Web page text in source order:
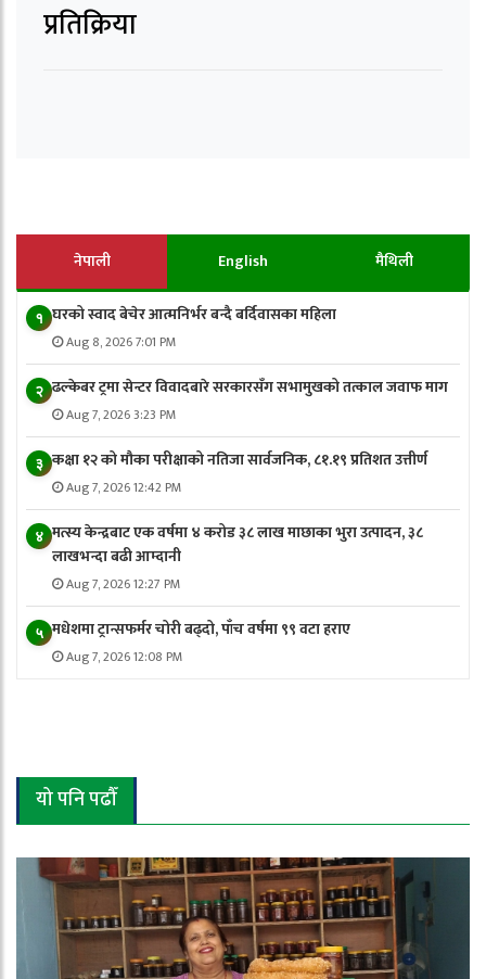
प्रतिक्रिया
नेपाली English मैथिली
१ घरको स्वाद बेचेर आत्मनिर्भर बन्दै बर्दिवासका महिला
Aug 8, 2026 7:01 PM
२ ढल्केबर ट्रमा सेन्टर विवादबारे सरकारसँग सभामुखको तत्काल जवाफ माग
Aug 7, 2026 3:23 PM
३ कक्षा १२ को मौका परीक्षाको नतिजा सार्वजनिक, ८१.१९ प्रतिशत उत्तीर्ण
Aug 7, 2026 12:42 PM
४ मत्स्य केन्द्रबाट एक वर्षमा ४ करोड ३८ लाख माछाका भुरा उत्पादन, ३८
लाखभन्दा बढी आम्दानी
Aug 7, 2026 12:27 PM
५ मधेशमा ट्रान्सफर्मर चोरी बढ्दो, पाँच वर्षमा ९९ वटा हराए
Aug 7, 2026 12:08 PM
यो पनि पढौँ